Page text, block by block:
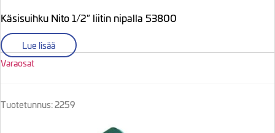
Käsisuihku Nito 1/2″ liitin nipalla 53800
Lue lisää
Varaosat
Tuotetunnus: 2259